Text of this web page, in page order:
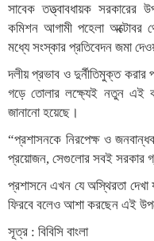
সাবেক তত্ত্বাবধায়ক সরকারের
কমিশন আগামী পহেলা অক্টোবর
মধ্যে সংস্কার প্রতিবেদন জমা
দলীয় প্রভাব ও দুর্নীতিমুক্ত করার
গড়ে তোলার লক্ষ্যেই নতুন এই
জানানো হয়েছে।
“প্রশাসনকে নিরপেক্ষ ও
প্রয়োজন, সেগুলোর সবই সরকার
প্রশাসনে এখন যে অস্থিরতা দেখা
ফিরবে বলেও আশা করছেন এই
সূত্র : বিবিসি বাংলা